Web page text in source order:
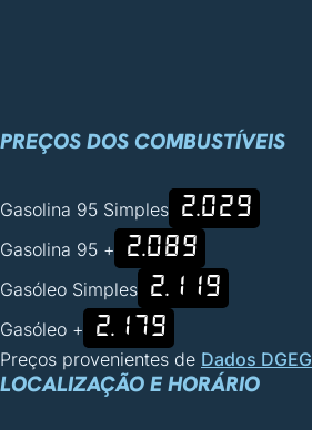
PREÇOS DOS COMBUSTÍVEIS
Gasolina 95 Simples 2.029
Gasolina 95 + 2.089
Gasóleo Simples 2.119
Gasóleo + 2.179
Preços provenientes de Dados DGEG
LOCALIZAÇÃO E HORÁRIO